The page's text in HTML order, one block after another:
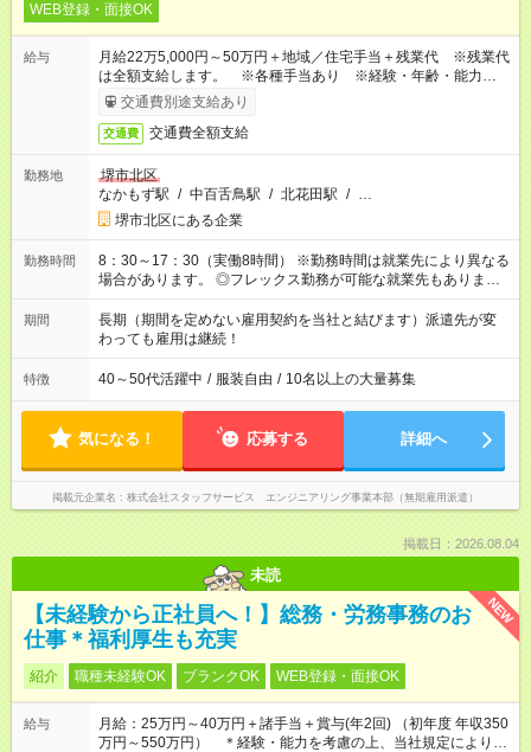
WEB登録・面接OK
給与
月給22万5,000円～50万円＋地域／住宅手当＋残業代 ※残業代
は全額支給します。 ※各種手当あり ※経験・年齢・能力等を
考慮して加給・優遇します。
交通費別途支給あり
交通費 交通費全額支給
勤務地
堺市北区
なかもず駅 / 中百舌鳥駅 / 北花田駅 / …
堺市北区にある企業
勤務時間
8：30～17：30（実働8時間） ※勤務時間は就業先により異なる
場合があります。 ◎フレックス勤務が可能な就業先もありま
す。 ◎今よりもさらに働きやすい環境をつくるべく、 働き方
改革に全社をあげて取り組んでいます。
期間
長期（期間を定めない雇用契約を当社と結びます）派遣先が変
わっても雇用は継続！
特徴 40～50代活躍中 / 服装自由 / 10名以上の大量募集
気になる！ 応募する 詳細へ
掲載元企業名 株式会社スタッフサービス エンジニアリング事業本部（無期雇用派遣）
掲載日：2026.08.04
未読
NEW
【未経験から正社員へ！】総務・労務事務のお
仕事＊福利厚生も充実
紹介 職種未経験OK ブランクOK WEB登録・面接OK
給与
月給：25万円～40万円＋諸手当＋賞与(年2回) （初年度 年収350
万円～550万円） ＊経験・能力を考慮の上、当社規定により優